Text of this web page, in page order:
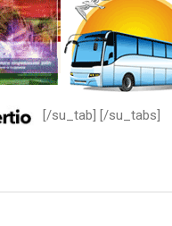
[/su_tab] [/su_tabs]